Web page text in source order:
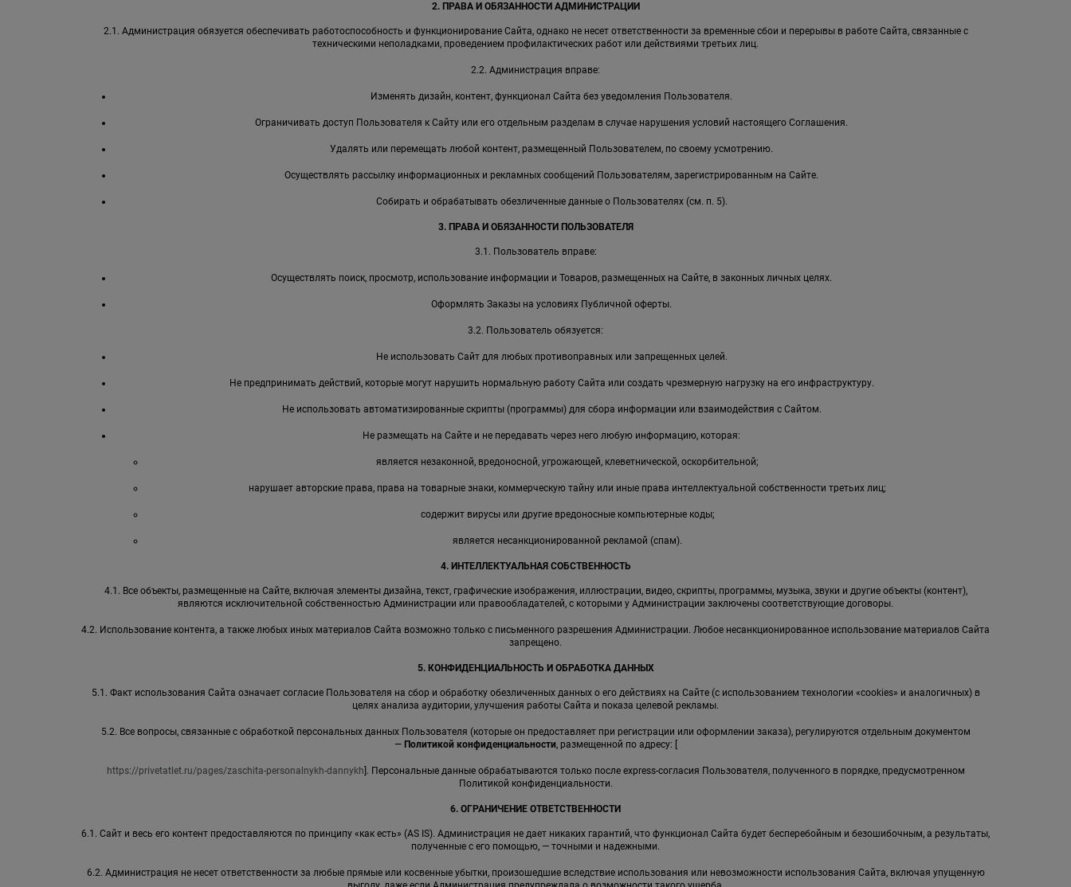
2. ПРАВА И ОБЯЗАННОСТИ АДМИНИСТРАЦИИ
2.1. Администрация обязуется обеспечивать работоспособность и функционирование Сайта, однако не несет ответственности за временные сбои и перерывы в работе Сайта, связанные с
техническими неполадками, проведением профилактических работ или действиями третьих лиц.
2.2. Администрация вправе:
Изменять дизайн, контент, функционал Сайта без уведомления Пользователя.
Ограничивать доступ Пользователя к Сайту или его отдельным разделам в случае нарушения условий настоящего Соглашения.
Удалять или перемещать любой контент, размещенный Пользователем, по своему усмотрению.
Осуществлять рассылку информационных и рекламных сообщений Пользователям, зарегистрированным на Сайте.
Собирать и обрабатывать обезличенные данные о Пользователях (см. п. 5).
3. ПРАВА И ОБЯЗАННОСТИ ПОЛЬЗОВАТЕЛЯ
3.1. Пользователь вправе:
Осуществлять поиск, просмотр, использование информации и Товаров, размещенных на Сайте, в законных личных целях.
Оформлять Заказы на условиях Публичной оферты.
3.2. Пользователь обязуется:
Не использовать Сайт для любых противоправных или запрещенных целей.
Не предпринимать действий, которые могут нарушить нормальную работу Сайта или создать чрезмерную нагрузку на его инфраструктуру.
Не использовать автоматизированные скрипты (программы) для сбора информации или взаимодействия с Сайтом.
Не размещать на Сайте и не передавать через него любую информацию, которая:
является незаконной, вредоносной, угрожающей, клеветнической, оскорбительной;
нарушает авторские права, права на товарные знаки, коммерческую тайну или иные права интеллектуальной собственности третьих лиц;
содержит вирусы или другие вредоносные компьютерные коды;
является несанкционированной рекламой (спам).
4. ИНТЕЛЛЕКТУАЛЬНАЯ СОБСТВЕННОСТЬ
4.1. Все объекты, размещенные на Сайте, включая элементы дизайна, текст, графические изображения, иллюстрации, видео, скрипты, программы, музыка, звуки и другие объекты (контент),
являются исключительной собственностью Администрации или правообладателей, с которыми у Администрации заключены соответствующие договоры.
4.2. Использование контента, а также любых иных материалов Сайта возможно только с письменного разрешения Администрации. Любое несанкционированное использование материалов Сайта
запрещено.
5. КОНФИДЕНЦИАЛЬНОСТЬ И ОБРАБОТКА ДАННЫХ
5.1. Факт использования Сайта означает согласие Пользователя на сбор и обработку обезличенных данных о его действиях на Сайте (с использованием технологии «cookies» и аналогичных) в
целях анализа аудитории, улучшения работы Сайта и показа целевой рекламы.
5.2. Все вопросы, связанные с обработкой персональных данных Пользователя (которые он предоставляет при регистрации или оформлении заказа), регулируются отдельным документом
— Политикой конфиденциальности, размещенной по адресу: [
https://privetatlet.ru/pages/zaschita-personalnykh-dannykh]. Персональные данные обрабатываются только после express-согласия Пользователя, полученного в порядке, предусмотренном
Политикой конфиденциальности.
6. ОГРАНИЧЕНИЕ ОТВЕТСТВЕННОСТИ
6.1. Сайт и весь его контент предоставляются по принципу «как есть» (AS IS). Администрация не дает никаких гарантий, что функционал Сайта будет бесперебойным и безошибочным, а результаты,
полученные с его помощью, — точными и надежными.
6.2. Администрация не несет ответственности за любые прямые или косвенные убытки, произошедшие вследствие использования или невозможности использования Сайта, включая упущенную